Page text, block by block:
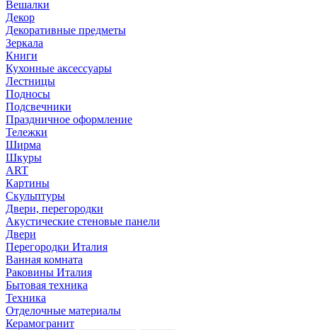
Вешалки
Декор
Декоративные предметы
Зеркала
Книги
Кухонные аксессуары
Лестницы
Подносы
Подсвечники
Праздничное оформление
Тележки
Ширма
Шкуры
ART
Картины
Скульптуры
Двери, перегородки
Акустические стеновые панели
Двери
Перегородки Италия
Ванная комната
Раковины Италия
Бытовая техника
Техника
Отделочные материалы
Керамогранит